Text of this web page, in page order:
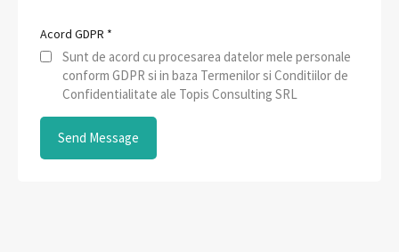
Acord GDPR *
Sunt de acord cu procesarea datelor mele personale
conform GDPR si in baza Termenilor si Conditiilor de
Confidentialitate ale Topis Consulting SRL